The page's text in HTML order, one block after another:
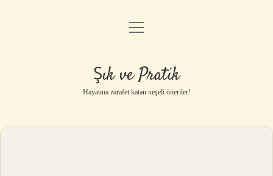
Anasayfa
Yasal Uyarı
menüyü
Şık ve Pratik
Hayatına zarafet katan neşeli öneriler!